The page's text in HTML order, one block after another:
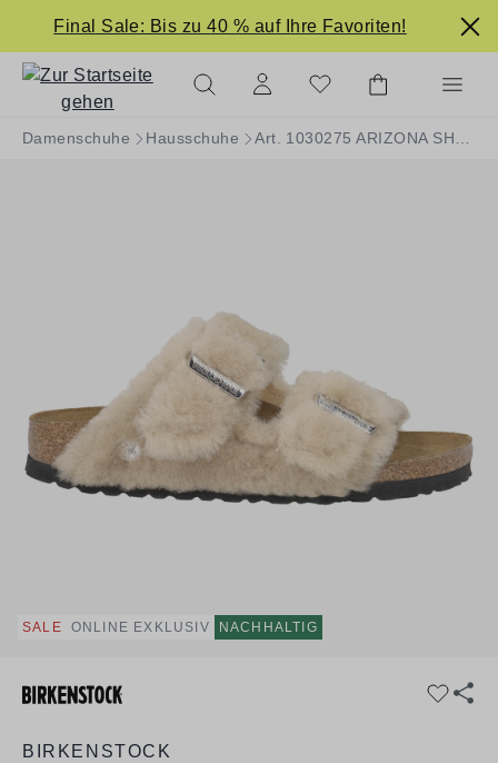
springen
Final Sale: Bis zu 40 % auf Ihre Favoriten!
Damenschuhe Hausschuhe
SALE ONLINE EXKLUSIV NACHHALTIG
BIRKENSTOCK